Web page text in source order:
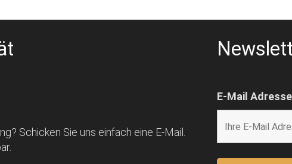
Schicken Sie uns einfach eine E-Mail.
E-Mail Adresse